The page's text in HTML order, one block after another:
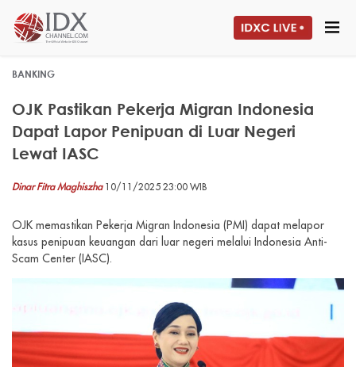
BANKING
OJK Pastikan Pekerja Migran Indonesia
Dapat Lapor Penipuan di Luar Negeri
Lewat IASC
Dinar Fitra Maghiszha10/11/2025 23:00 WIB
OJK memastikan Pekerja Migran Indonesia (PMI) dapat melapor
kasus penipuan keuangan dari luar negeri melalui Indonesia Anti-
Scam Center (IASC).